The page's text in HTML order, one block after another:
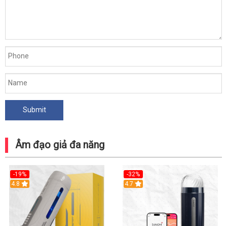
Âm đạo giả đa năng
-19%
Hot
4.8
-32%
Hot
4.7